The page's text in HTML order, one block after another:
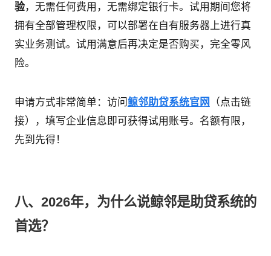
验，无需任何费用，无需绑定银行卡。试用期间您将
拥有全部管理权限，可以部署在自有服务器上进行真
实业务测试。试用满意后再决定是否购买，完全零风
险。
申请方式非常简单：访问鲸邻助贷系统官网
（点击链
接），填写企业信息即可获得试用账号。名额有限，
先到先得！
八、2026年，为什么说鲸邻是助贷系统的
首选？